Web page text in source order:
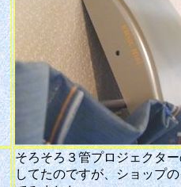
そろそろ３管プロジェクタ
してたのですが、ショップ